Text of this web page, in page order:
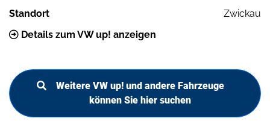
Standort
Zwickau
Details zum VW up! anzeigen
Weitere VW up! und andere Fahrzeuge
können Sie hier suchen